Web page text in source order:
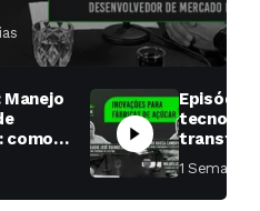
soqueiras?
Manejo
como
das
Episódio
fábricas
1 Semana ⁮